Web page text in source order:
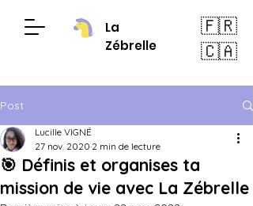
La
Zébrelle
🇫🇷
🇨🇦
Post
🎯 Définis et organises ta
mission de vie avec La Zébrelle
Lucille VIGNÉ
27 nov. 2020 2 min de lecture